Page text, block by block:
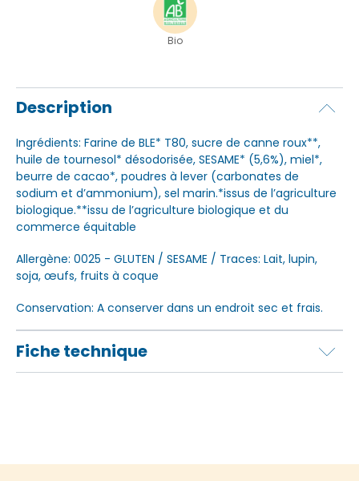
Bio
Description
Ingrédients: Farine de BLE* T80, sucre de canne roux**,
huile de tournesol* désodorisée, SESAME* (5,6%), miel*,
beurre de cacao*, poudres à lever (carbonates de
sodium et d’ammonium), sel marin.*issus de l’agriculture
biologique.**issu de l’agriculture biologique et du
commerce équitable
Allergène: 0025 - GLUTEN / SESAME / Traces: Lait, lupin,
soja, œufs, fruits à coque
Conservation: A conserver dans un endroit sec et frais.
Fiche technique